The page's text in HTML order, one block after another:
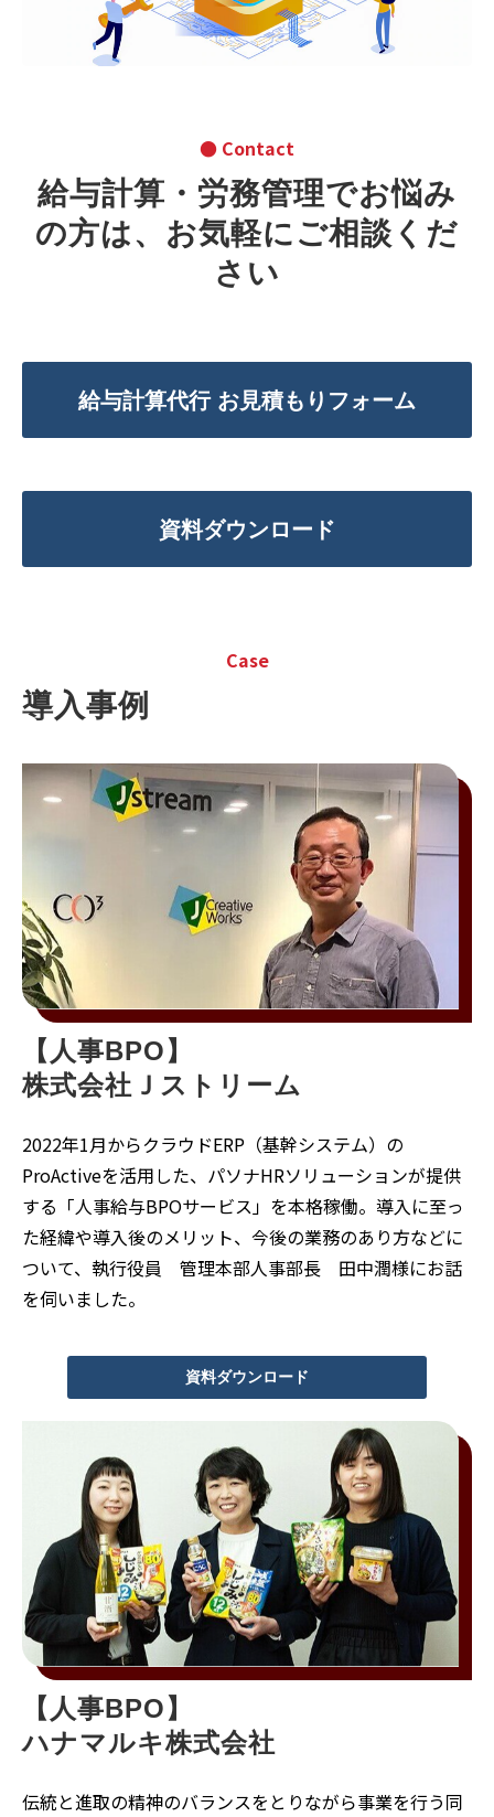
● Contact
給与計算・労務管理でお悩み
の方は、お気軽にご相談くだ
さい
給与計算代行 お見積もりフォーム
資料ダウンロード
Case
導入事例
【人事BPO】
株式会社Ｊストリーム
2022年1月からクラウドERP（基幹システム）の
ProActiveを活用した、パソナHRソリューションが提供
する「人事給与BPOサービス」を本格稼働。導入に至っ
た経緯や導入後のメリット、今後の業務のあり方などに
ついて、執行役員 管理本部人事部長 田中潤様にお話
を伺いました。
資料ダウンロード
【人事BPO】
ハナマルキ株式会社
伝統と進取の精神のバランスをとりながら事業を行う同